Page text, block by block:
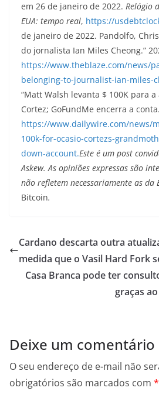
em 26 de janeiro de 2022. Relógio
EUA: tempo real, https://
de janeiro de 2022. Pandolfo,
do jornalista Ian Miles Cheong.”
https://www.theblaze.com/news/
belonging-to-journalist-ian-miles-
“Matt Walsh levanta $ 100K para a
Cortez; GoFundMe encerra a
https://www.dailywire.com/news/
100k-for-ocasio-cortezs-
down-account.Este é um post
Askew. As opiniões expressas são
não refletem necessariamente as da
Bitcoin.
Cardano descarta outra
medida que o Vasil Hard Fork
Casa Branca pode ter
graças
Deixe um comentário
O seu endereço de e-mail não
obrigatórios são marcados com *